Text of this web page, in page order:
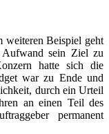
weiteren Beispiel geht
sein Ziel zu
hatte sich die
war zu Ende und
durch ein Urteil
an einen Teil des
permanent